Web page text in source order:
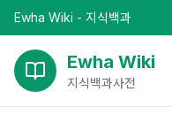
Ewha Wiki - 지식백과
Ewha Wiki
지식백과사전